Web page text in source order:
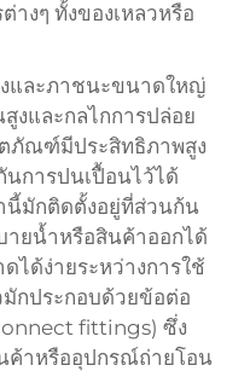
างๆ ทั้งของเหลวหรือ
และภาชนะขนาดใหญ่
งและกลไกการปล่อย
ภัณฑ์มีประสิทธิภาพสูง
การปนเปื้อนไว้ได้
นี้มักติดตั้งอยู่ที่ส่วนก้น
ายน้ำหรือสินค้าออกได้
ได้ง่ายระหว่างการใช้
กประกอบด้วยข้อต่อ
fittings) ซึ่ง
ค้าหรืออุปกรณ์ถ่ายโอน